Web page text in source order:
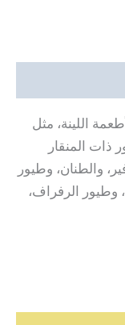
اللينة، مثل
ذات المنقار
والطنان، وطيور
وطيور الرفراف،